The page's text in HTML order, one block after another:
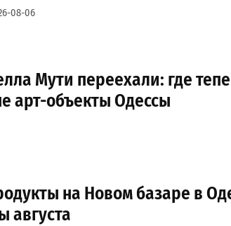
08-06
Мути переехали: где
арт-объекты Одессы
на Новом базаре в
августа